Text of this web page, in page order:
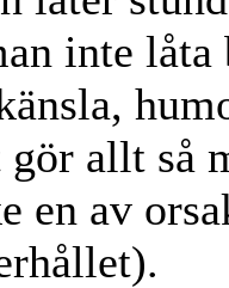
inte
allt så
en av